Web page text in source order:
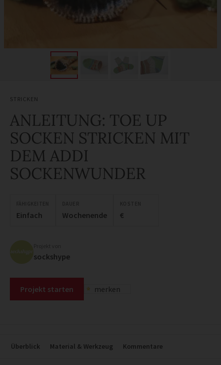
STRICKEN
ANLEITUNG: TOE UP
SOCKEN STRICKEN MIT
DEM ADDI
SOCKENWUNDER
Einfach Wochenende €
sockshype
Projekt starten merken
Überblick Material & Werkzeug Kommentare